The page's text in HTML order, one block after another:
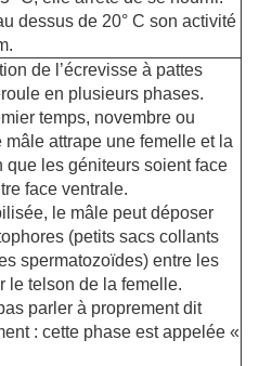
dessus de 20° C son activité
de l’écrevisse à pattes
en plusieurs phases.
temps, novembre ou
mâle attrape une femelle et la
que les géniteurs soient face
face ventrale.
le mâle peut déposer
(petits sacs collants
spermatozoïdes) entre les
le telson de la femelle.
parler à proprement dit
: cette phase est appelée «